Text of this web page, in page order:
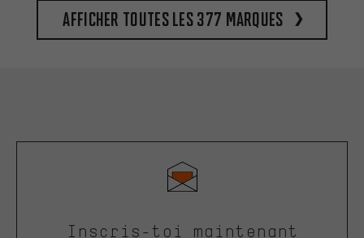
Afficher toutes les 377 marques
Inscris-toi maintenant